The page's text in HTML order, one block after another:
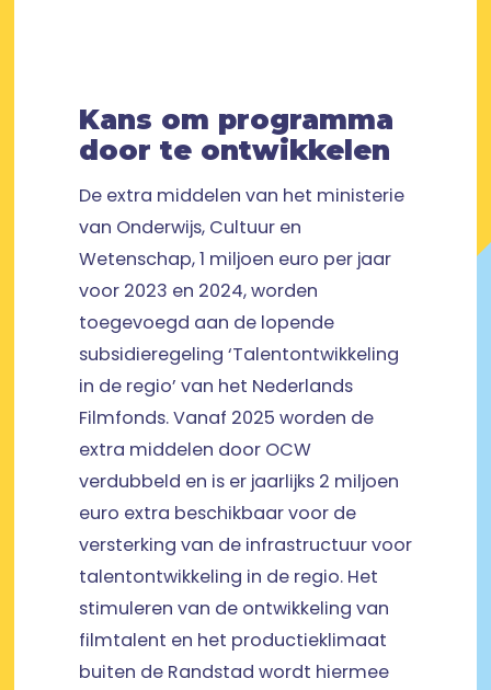
Kans om programma
door te ontwikkelen
De extra middelen van het ministerie
van Onderwijs, Cultuur en
Wetenschap, 1 miljoen euro per jaar
voor 2023 en 2024, worden
toegevoegd aan de lopende
subsidieregeling ‘Talentontwikkeling
in de regio’ van het Nederlands
Filmfonds. Vanaf 2025 worden de
extra middelen door OCW
verdubbeld en is er jaarlijks 2 miljoen
euro extra beschikbaar voor de
versterking van de infrastructuur voor
talentontwikkeling in de regio. Het
stimuleren van de ontwikkeling van
filmtalent en het productieklimaat
buiten de Randstad wordt hiermee